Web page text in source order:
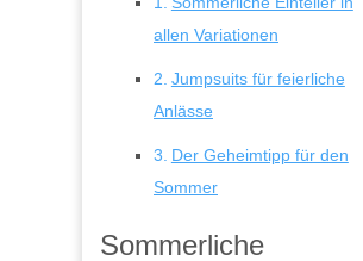
allen Variationen
Jumpsuits für feierliche
Anlässe
Der Geheimtipp für den
Sommer
Sommerliche